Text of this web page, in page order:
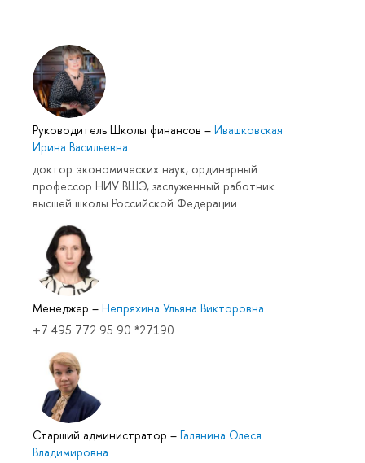
Руководитель Школы финансов – Ивашковская
Ирина Васильевна
доктор экономических наук, ординарный
профессор НИУ ВШЭ, заслуженный работник
высшей школы Российской Федерации
Менеджер – Непряхина Ульяна Викторовна
+7 495 772 95 90 *27190
Старший администратор – Галянина Олеся
Владимировна